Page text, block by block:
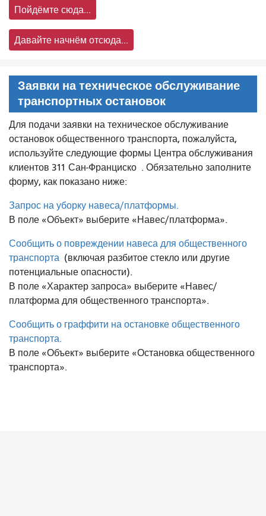
Пойдёмте сюда...
Давайте начнём отсюда...
Заявки на техническое обслуживание
транспортных остановок
Для подачи заявки на техническое обслуживание
остановок общественного транспорта, пожалуйста,
используйте следующие формы Центра обслуживания
клиентов 311 Сан-Франциско . Обязательно заполните
форму, как показано ниже:
Запрос на уборку навеса/платформы.
В поле «Объект» выберите «Навес/платформа».
Сообщить о повреждении навеса для общественного
транспорта (включая разбитое стекло или другие
потенциальные опасности).
В поле «Характер запроса» выберите «Навес/
платформа для общественного транспорта».
Сообщить о граффити на остановке общественного
транспорта.
В поле «Объект» выберите «Остановка общественного
транспорта».